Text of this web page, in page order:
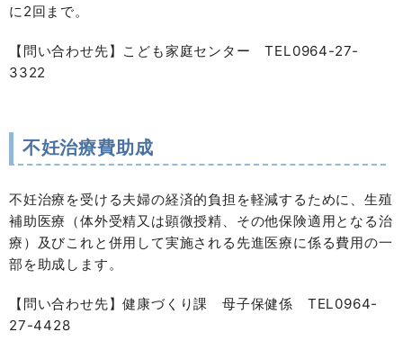
に2回まで。
【問い合わせ先】こども家庭センター TEL0964-27-
3322
不妊治療費助成
不妊治療を受ける夫婦の経済的負担を軽減するために、生殖
補助医療（体外受精又は顕微授精、その他保険適用となる治
療）及びこれと併用して実施される先進医療に係る費用の一
部を助成します。
【問い合わせ先】健康づくり課 母子保健係 TEL0964-
27-4428